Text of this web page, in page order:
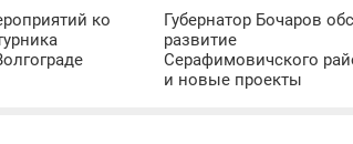
ко
Губернатор Бочаров
развитие
Серафимовичского
и новые проекты